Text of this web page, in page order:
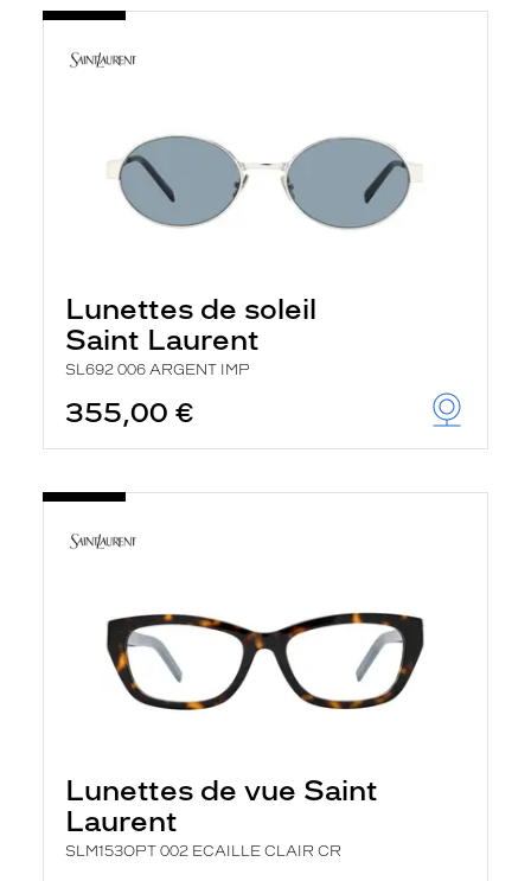
Lunettes de soleil
Saint Laurent
SL692 006 ARGENT IMP
355,00 €
Lunettes de vue Saint
Laurent
SLM153OPT 002 ECAILLE CLAIR CR